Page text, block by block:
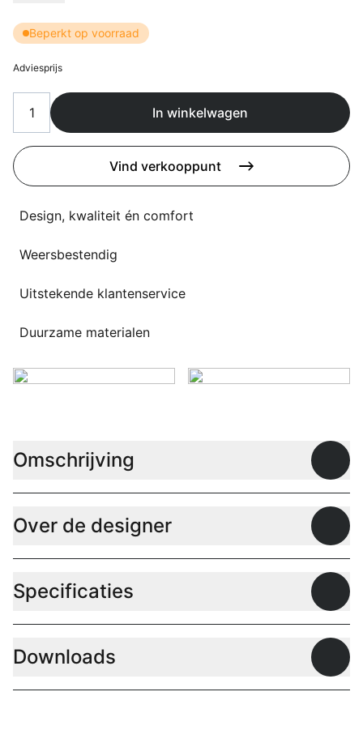
Deals
Flagship stores
Contact
3D modellen
Support
Nieuws
Taalkeuze
Beperkt op voorraad
Adviesprijs
In winkelwagen
Vind verkooppunt
Design, kwaliteit én comfort
Weersbestendig
Uitstekende klantenservice
Duurzame materialen
Omschrijving
Over de designer
Specificaties
Downloads